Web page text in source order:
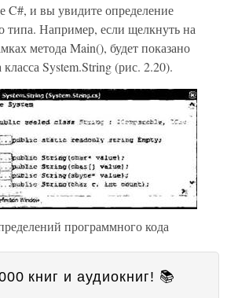
C#, и вы увидите определение
типа. Например, если щелкнуть на
метода Main(), будет показано
System.String (рис. 2.20).
программного кода
книг и аудиокниг! 📚